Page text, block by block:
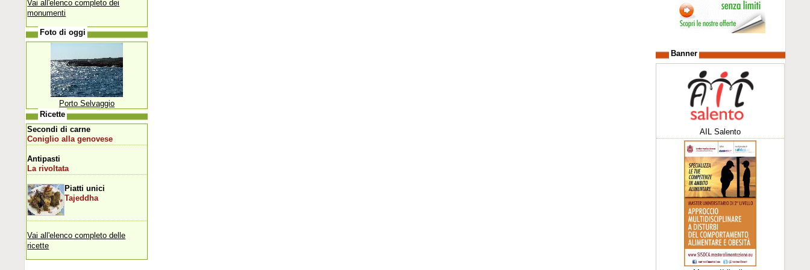
Vai all'elenco completo dei
monumenti
Foto di oggi
Porto Selvaggio
Ricette
Secondi di carne
Coniglio alla genovese
Antipasti
La rivoltata
Piatti unici
Tajeddha
Vai all'elenco completo delle
ricette
Banner
AIL Salento